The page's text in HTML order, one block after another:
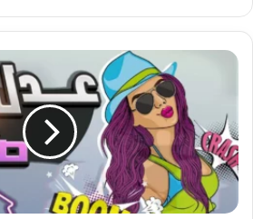
موقع
القديمة
طريقك
من
أجل
إحياء
الذكريات